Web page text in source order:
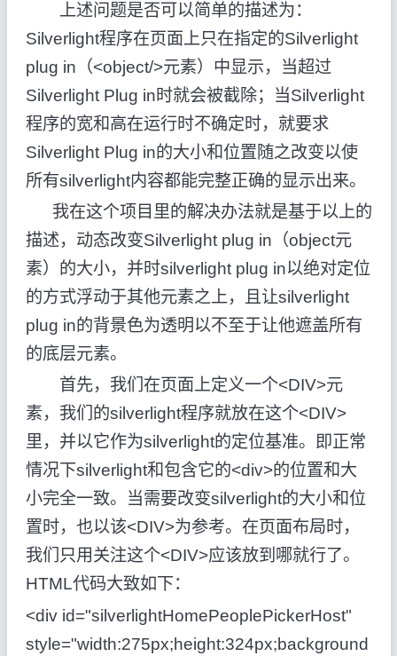
上述问题是否可以简单的描述为：
Silverlight程序在页面上只在指定的Silverlight
plug in（<object/>元素）中显示，当超过
Silverlight Plug in时就会被截除；当Silverlight
程序的宽和高在运行时不确定时，就要求
Silverlight Plug in的大小和位置随之改变以使
所有silverlight内容都能完整正确的显示出来。
我在这个项目里的解决办法就是基于以上的
描述，动态改变Silverlight plug in（object元
素）的大小，并时silverlight plug in以绝对定位
的方式浮动于其他元素之上，且让silverlight
plug in的背景色为透明以不至于让他遮盖所有
的底层元素。
首先，我们在页面上定义一个<DIV>元
素，我们的silverlight程序就放在这个<DIV>
里，并以它作为silverlight的定位基准。即正常
情况下silverlight和包含它的<div>的位置和大
小完全一致。当需要改变silverlight的大小和位
置时，也以该<DIV>为参考。在页面布局时，
我们只用关注这个<DIV>应该放到哪就行了。
HTML代码大致如下：
<div id="silverlightHomePeoplePickerHost"
style="width:275px;height:324px;background